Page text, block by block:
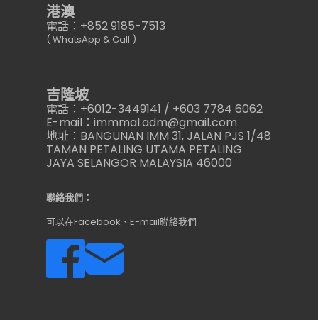
港澳
電話：+852 9185-7513
( WhatsApp & Call )
吉隆坡
電話：+6012-3449141 / +603 7784 6062
E-mail：immmal.adm@gmail.com
地址：BANGUNAN IMM 31, JALAN PJS 1/48
TAMAN PETALING UTAMA PETALING
JAYA SELANGOR MALAYSIA 46000
聯絡我們：
可以在Facebook、E-mail聯絡我們